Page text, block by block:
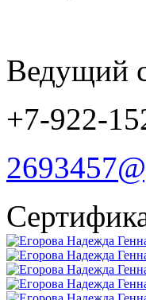
Ведущий
+7-922-